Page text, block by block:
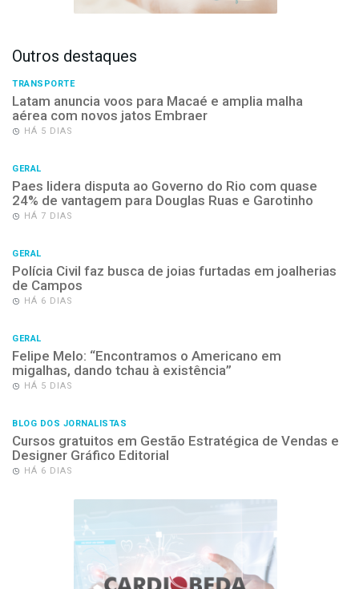
Outros destaques
TRANSPORTE
Latam anuncia voos para Macaé e amplia malha
aérea com novos jatos Embraer
HÁ 5 DIAS
GERAL
Paes lidera disputa ao Governo do Rio com quase
24% de vantagem para Douglas Ruas e Garotinho
HÁ 7 DIAS
GERAL
Polícia Civil faz busca de joias furtadas em joalherias
de Campos
HÁ 6 DIAS
GERAL
Felipe Melo: “Encontramos o Americano em
migalhas, dando tchau à existência”
HÁ 5 DIAS
BLOG DOS JORNALISTAS
Cursos gratuitos em Gestão Estratégica de Vendas e
Designer Gráfico Editorial
HÁ 6 DIAS